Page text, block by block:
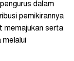
dalam
pemikirannya
memajukan serta
melalui